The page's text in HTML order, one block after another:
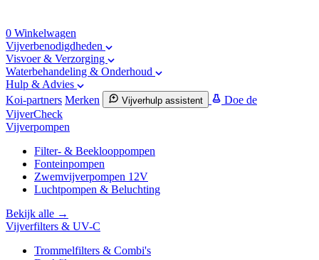
0 Winkelwagen
Vijverbenodigdheden
Visvoer & Verzorging
Waterbehandeling & Onderhoud
Hulp & Advies
Koi-partners Merken Vijverhulp assistent
Doe de
VijverCheck
Vijverpompen
Filter- & Beeklooppompen
Fonteinpompen
Zwemvijverpompen 12V
Luchtpompen & Beluchting
Bekijk alle →
Vijverfilters & UV-C
Trommelfilters & Combi's